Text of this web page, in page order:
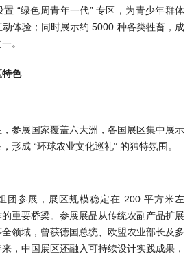
置 “绿色周青年一代” 专区，为青少年群体
体验；同时展示约 5000 种各类牲畜，成
。
特色
参展国家覆盖六大洲，各国展区集中展示
形成 “环球农业文化巡礼” 的独特氛围。
团参展，展区规模稳定在 200 平方米左
重要桥梁。参展展品从传统农副产品扩展
领域，曾获德国总统、欧盟农业部长及多
，中国展区还融入可持续设计实践成果，